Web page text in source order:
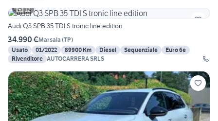
12
Audi Q3 SPB 35 TDI S tronic line edition
34.990 €Marsala (TP)
Usato
01/2022 89900 Km Diesel Sequenziale
Euro 6e
Rivenditore AUTOCARRERA SRLS